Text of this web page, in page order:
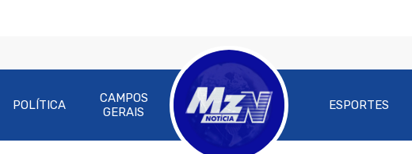
POLÍTICA
CAMPOS
GERAIS
ESPORTES